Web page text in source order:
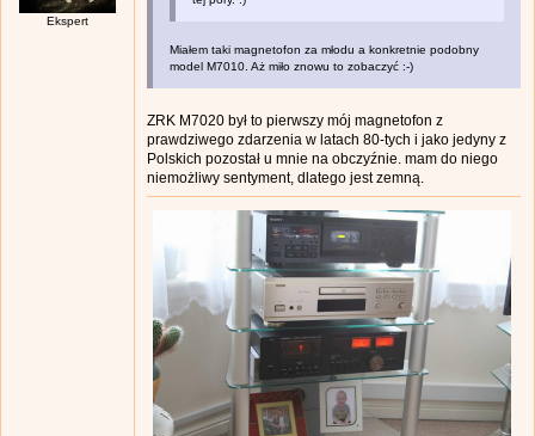
Ekspert
Miałem taki magnetofon za młodu a konkretnie podobny
model M7010. Aż miło znowu to zobaczyć :-)
ZRK M7020 był to pierwszy mój magnetofon z
prawdziwego zdarzenia w latach 80-tych i jako jedyny z
Polskich pozostał u mnie na obczyźnie. mam do niego
niemożliwy sentyment, dlatego jest zemną.